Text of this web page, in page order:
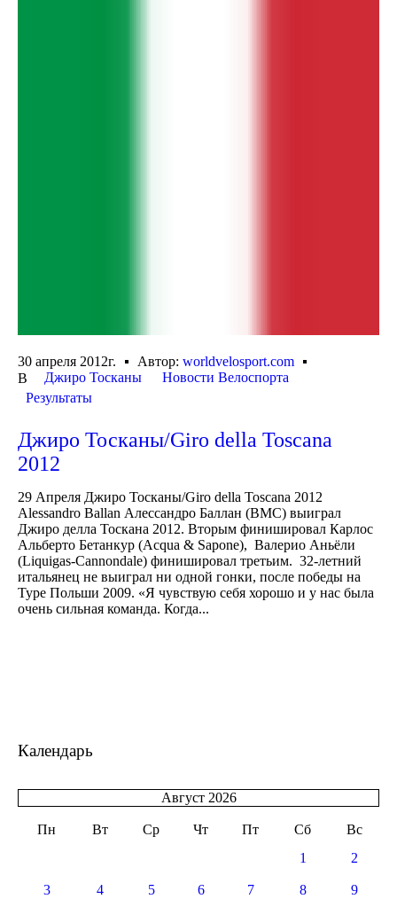
30 апреля 2012г. Автор: worldvelosport.com
В
Джиро Тосканы
Новости Велоспорта
Результаты
Джиро Тосканы/Giro della Toscana
2012
29 Апреля Джиро Тосканы/Giro della Toscana 2012
Alessandro Ballan Алессандро Баллан (BMC) выиграл
Джиро делла Тоскана 2012. Вторым финишировал Карлос
Альберто Бетанкур (Acqua & Sapone), Валерио Аньёли
(Liquigas-Cannondale) финишировал третьим. 32-летний
итальянец не выиграл ни одной гонки, после победы на
Туре Польши 2009. «Я чувствую себя хорошо и у нас была
очень сильная команда. Когда...
Календарь
Август 2026
Пн Вт Ср Чт Пт Сб
Вс
1
2
3 4 5 6 7 8 9